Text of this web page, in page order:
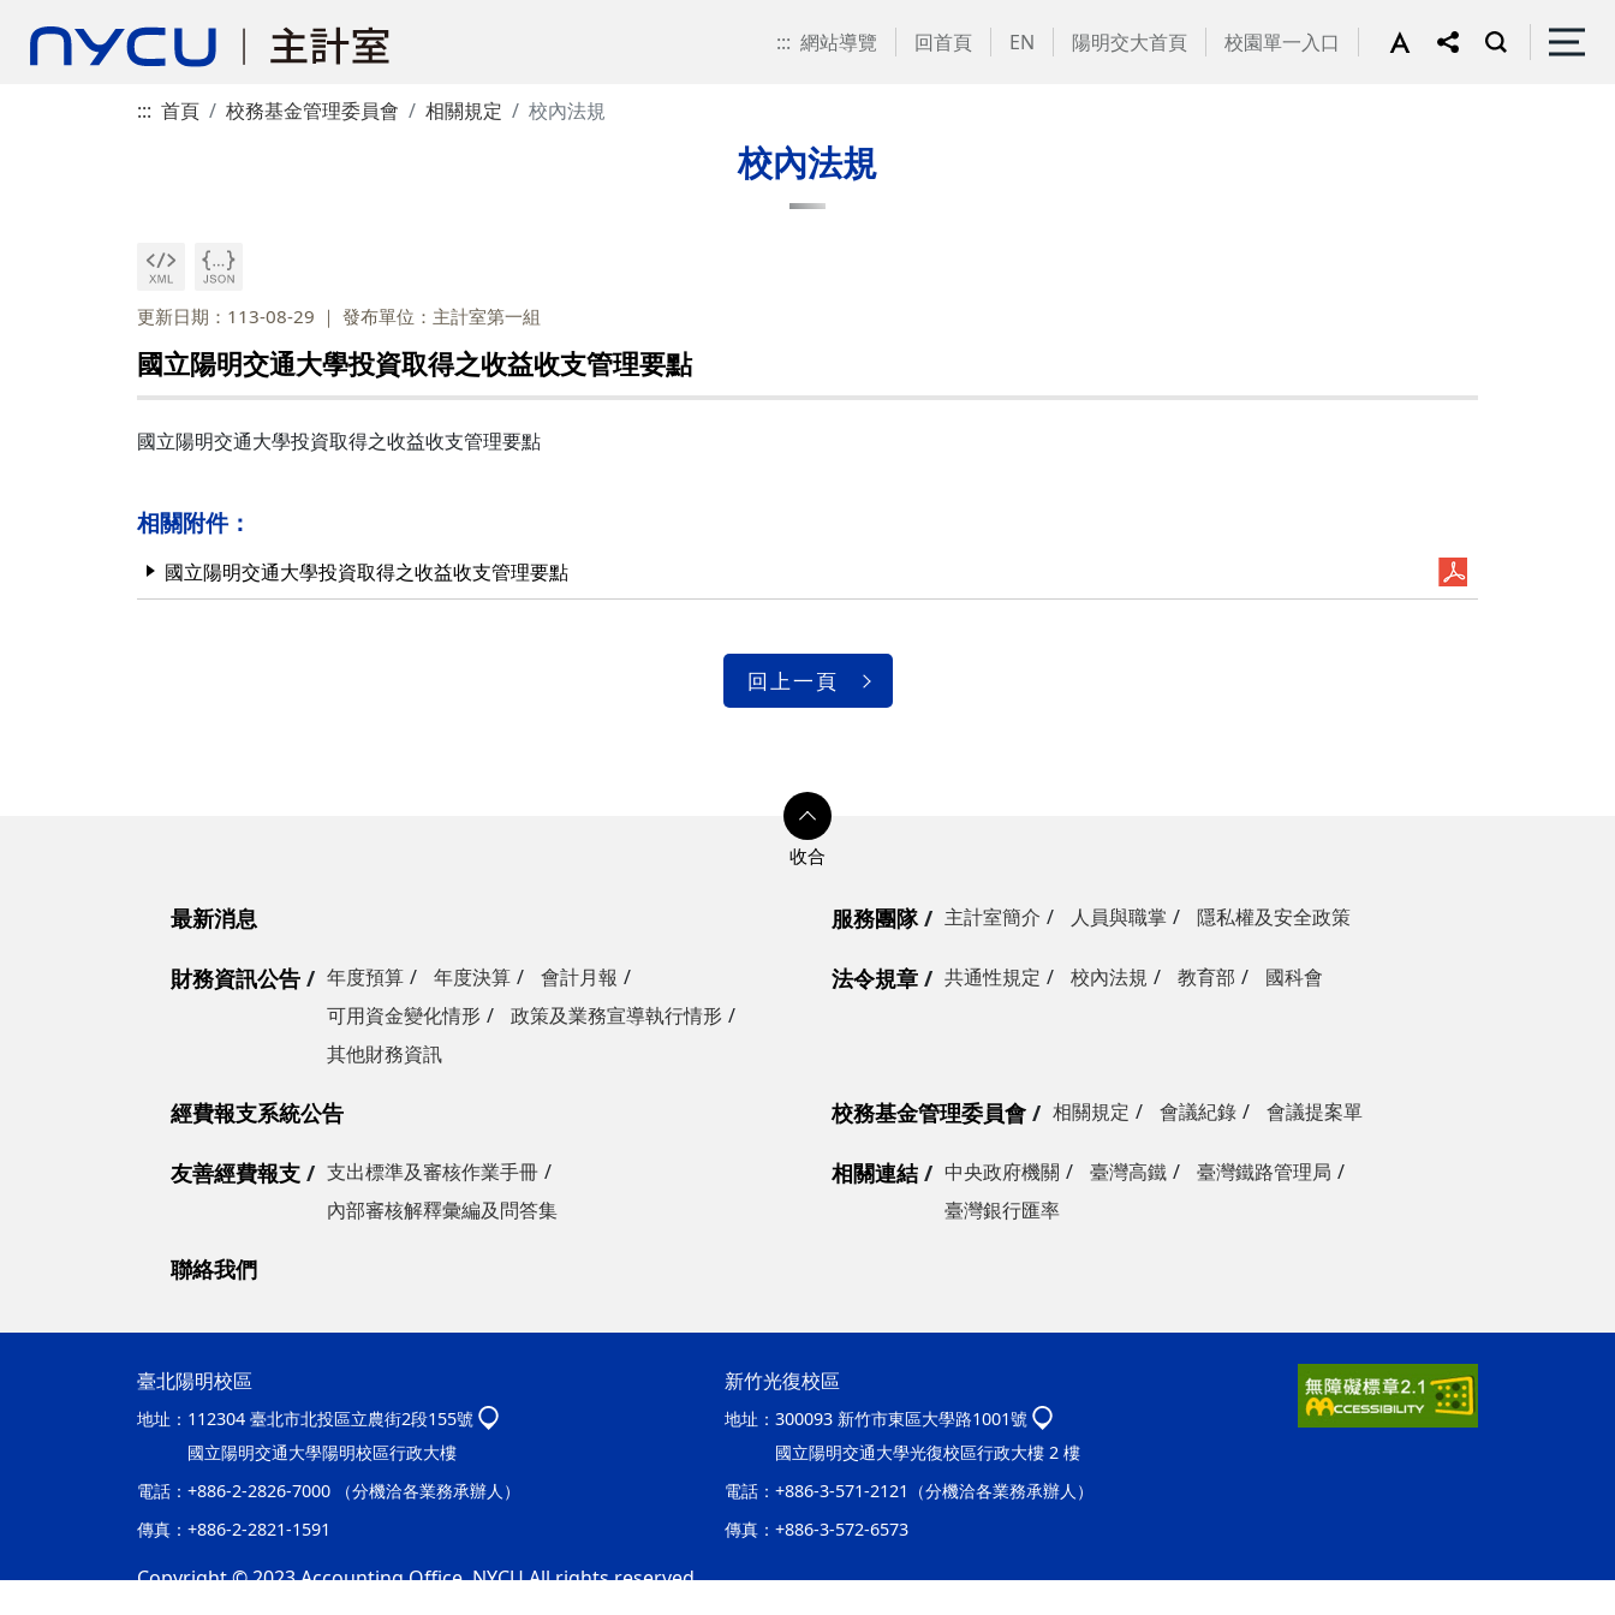
::: 網站導覽 回首頁 EN 陽明交大首頁 校園單一入口
::: 首頁 校務基金管理委員會 相關規定 校內法規
校內法規
更新日期：113-08-29 發布單位：主計室第一組
國立陽明交通大學投資取得之收益收支管理要點
國立陽明交通大學投資取得之收益收支管理要點
相關附件：
國立陽明交通大學投資取得之收益收支管理要點
回上一頁
最新消息 服務團隊 主計室簡介 人員與職掌 隱私權及安全政策
財務資訊公告 年度預算 年度決算
會計月報
可用資金變化情形
政策及業務宣導執行情形
其他財務資訊
法令規章 共通性規定 校內法規 教育部 國科會
經費報支系統公告 校務基金管理委員會 相關規定 會議紀錄 會議提案單
友善經費報支
支出標準及審核作業手冊
內部審核解釋彙編及問答集
相關連結 中央政府機關 臺灣高鐵
臺灣鐵路管理局
臺灣銀行匯率
聯絡我們
臺北陽明校區
地址： 112304 臺北市北投區立農街2段155號
國立陽明交通大學陽明校區行政大樓
電話： +886-2-2826-7000 （分機洽各業務承辦人）
傳真： +886-2-2821-1591
新竹光復校區
地址： 300093 新竹市東區大學路1001號
國立陽明交通大學光復校區行政大樓 2 樓
電話： +886-3-571-2121（分機洽各業務承辦人）
傳真： +886-3-572-6573
Copyright © 2023 Accounting Office, NYCU All rights reserved